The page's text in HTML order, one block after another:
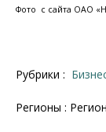
Фото с сайта ОАО
Рубрики :
Регионы :